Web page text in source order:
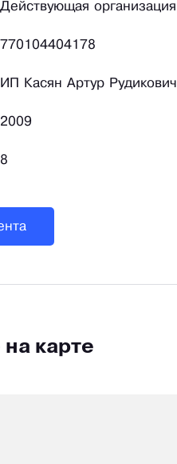
Действующая организация
770104404178
ИП Касян Артур Рудикович
2009
8
карте